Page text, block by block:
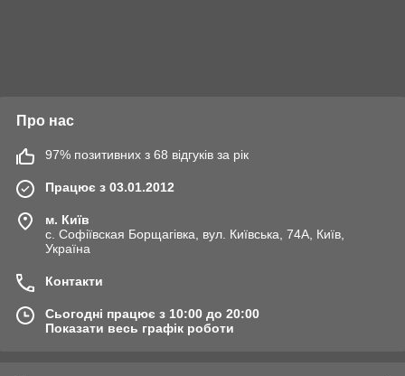
Про нас
97% позитивних з 68 відгуків за рік
Працює з 03.01.2012
м. Київ
с. Софіївская Борщагівка, вул. Київська, 74А, Київ,
Україна
Контакти
Сьогодні працює з 10:00 до 20:00
Показати весь графік роботи